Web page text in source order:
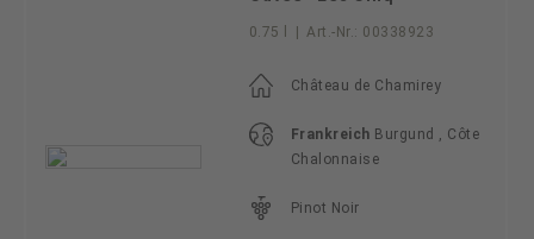
0.75 l Art.-Nr.: 00338923
Château de Chamirey
Frankreich Burgund , Côte
Chalonnaise
Pinot Noir